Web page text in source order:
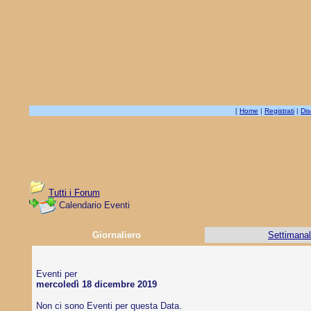
[ Home | Registrati |
Tutti i Forum
Calendario Eventi
Giornaliero
Eventi per
mercoledì 18 dicembre 2019
Non ci sono Eventi per questa Data.